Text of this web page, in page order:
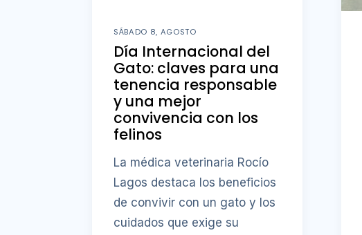
SÁBADO 8, AGOSTO
Día Internacional del
Gato: claves para una
tenencia responsable
y una mejor
convivencia con los
felinos
La médica veterinaria Rocío
Lagos destaca los beneficios
de convivir con un gato y los
cuidados que exige su